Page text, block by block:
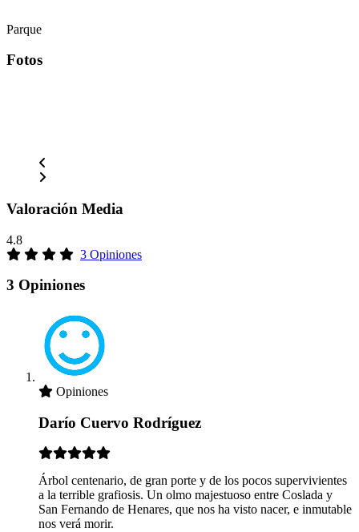
Parque
Fotos
Valoración Media
4.8
3 Opiniones
3 Opiniones
Opiniones
Darío Cuervo Rodríguez
Árbol centenario, de gran porte y de los pocos supervivientes
a la terrible grafiosis. Un olmo majestuoso entre Coslada y
San Fernando de Henares, que nos ha visto nacer, e inmutable
nos verá morir.